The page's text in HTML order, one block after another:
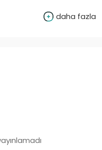
daha fazla